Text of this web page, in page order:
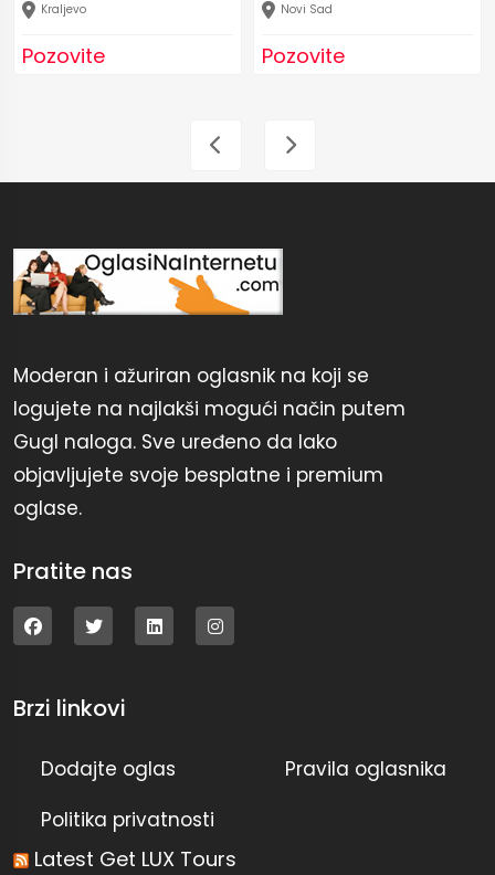
Kraljevo
Pozovite
Novi Sad
Pozovite
Moderan i ažuriran oglasnik na koji se
logujete na najlakši mogući način putem
Gugl naloga. Sve uređeno da lako
objavljujete svoje besplatne i premium
oglase.
Pratite nas
Brzi linkovi
Dodajte oglas
Politika privatnosti
Pravila oglasnika
Latest Get LUX Tours